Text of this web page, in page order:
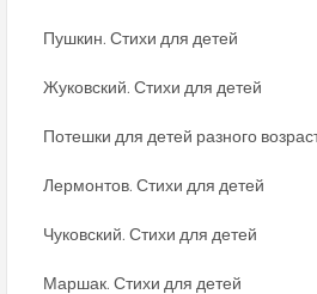
Пушкин. Стихи для детей
Жуковский. Стихи для детей
Потешки для детей разного
Лермонтов. Стихи для детей
Чуковский. Стихи для детей
Маршак. Стихи для детей